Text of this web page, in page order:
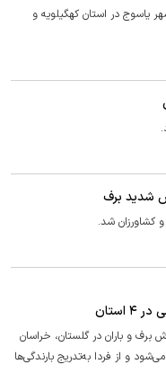
آخر آذر، نخستین برف پاییزی سال ۱۴۰۴ شهر یاسوج در استان کهگیلویه و
شدید برف
کشاورزان شد.
و باران در گلستان، خراسان
و از فردا به‌تدریج بارندگی‌ها